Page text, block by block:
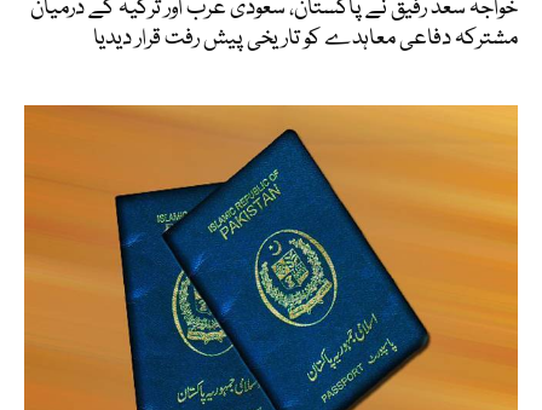
خواجہ سعد رفیق نے پاکستان، سعودی عرب اور ترکیہ کے درمیان
مشترکہ دفاعی معاہدے کو تاریخی پیش رفت قرار دیدیا